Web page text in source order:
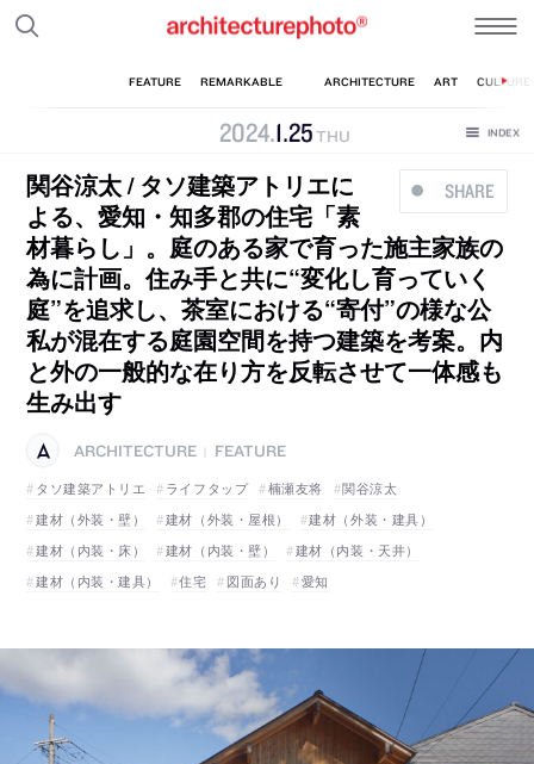
2024.1.25 THU
SHARE
関谷涼太 / タソ建築アトリエに
よる、愛知・知多郡の住宅「素
材暮らし」。庭のある家で育った施主家族の
為に計画。住み手と共に“変化し育っていく
庭”を追求し、茶室における“寄付”の様な公
私が混在する庭園空間を持つ建築を考案。内
と外の一般的な在り方を反転させて一体感も
生み出す
ARCHITECTURE
FEATURE
タソ建築アトリエ
ライフタップ 楠瀬友将
関谷涼太
建材（外装・壁）
建材（外装・屋根）
建材（外装・建具）
建材（内装・床）
建材（内装・壁）
建材（内装・天井）
建材（内装・建具）
住宅 図面あり 愛知